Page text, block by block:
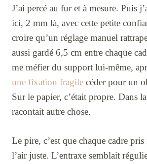
J’ai percé au fur et à mesure. Puis
ici, 2 mm là, avec cette petite
croire qu’un réglage manuel
aussi gardé 6,5 cm entre chaque
me méfier du support lui-même,
une fixation fragile céder pour un
Sur le papier, c’était propre. Dans
racontait autre chose.
Le pire, c’est que chaque cadre
l’air juste. L’entraxe semblait